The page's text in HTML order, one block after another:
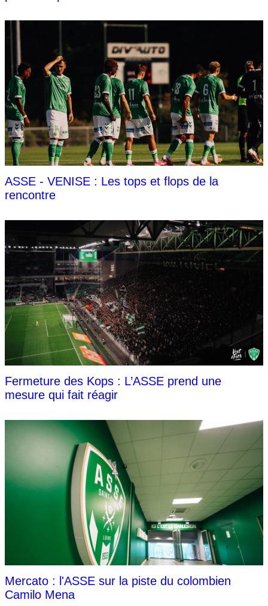
ASSE - VENISE : Les tops et flops de la
rencontre
Fermeture des Kops : L’ASSE prend une
mesure qui fait réagir
Mercato : l'ASSE sur la piste du colombien
Camilo Mena